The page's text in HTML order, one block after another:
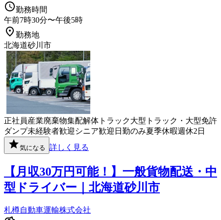
勤務時間
午前7時30分〜午後5時
勤務地
北海道砂川市
正社員産業廃棄物集配解体 トラック大型トラック・大型免許
ダンプ未経験者歓迎 シニア歓迎 日勤のみ夏季休暇週休2日
気になる 詳しく見る
【月収30万円可能！】一般貨物配送・中
型ドライバー｜北海道砂川市
札樽自動車運輸株式会社